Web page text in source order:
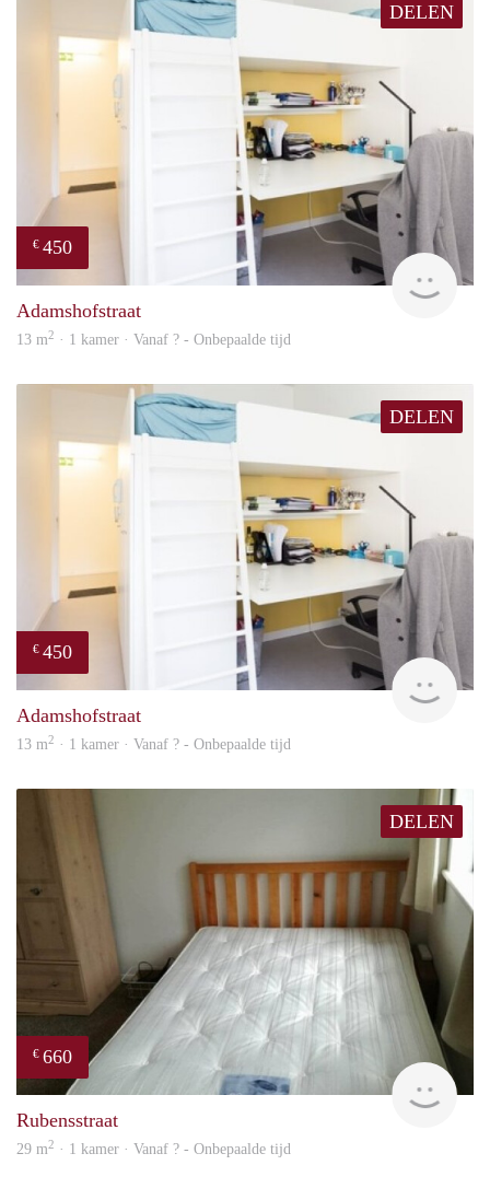
DELEN
€ 450
rent
Adamshofstraat
13 m2 · 1 kamer · Vanaf ? - Onbepaalde tijd
DELEN
€ 450
Adamshofstraat
13 m2 · 1 kamer · Vanaf ? - Onbepaalde tijd
DELEN
€ 660
Rubensstraat
29 m2 · 1 kamer · Vanaf ? - Onbepaalde tijd